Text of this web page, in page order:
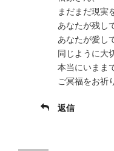
まだまだ現実
あなたが残し
あなたが愛し
同じように大
本当にいまま
ご冥福をお祈
返信